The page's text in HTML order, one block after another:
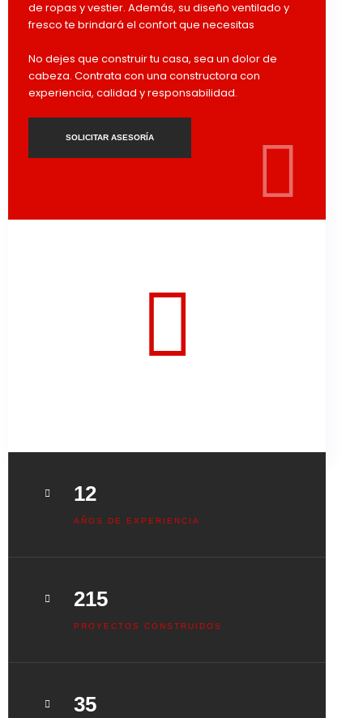
de ropas y vestier. Además, su diseño ventilado y
fresco te brindará el confort que necesitas
No dejes que construir tu casa, sea un dolor de
cabeza. Contrata con una constructora con
experiencia, calidad y responsabilidad.
SOLICITAR ASESORÍA
12
AÑOS DE EXPERIENCIA
215
PROYECTOS CONSTRUIDOS
35